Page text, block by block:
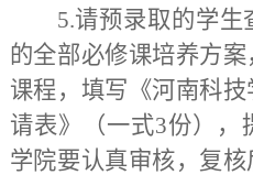
5.请预录取的学
的全部必修课培养方
课程，填写《河南科
请表》（一式3份），
学院要认真审核，复